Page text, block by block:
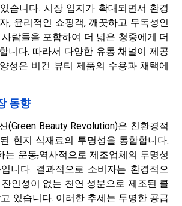
습니다. 시장 입지가 확대되면서 환경
, 윤리적인 쇼핑객, 깨끗하고 무독성인
람들을 포함하여 더 넓은 청중에게 더
니다. 따라서 다양한 유통 채널이 제공
성은 비건 뷰티 제품의 수용과 채택에
동향
(Green Beauty Revolution)은 친환경적
현지 식재료의 투명성을 통합합니다.
는 운동,역사적으로 제조업체의 투명성
니다. 결과적으로 소비자는 환경적으
인성이 없는 천연 성분으로 제조된 클
있습니다. 이러한 추세는 투명한 공급